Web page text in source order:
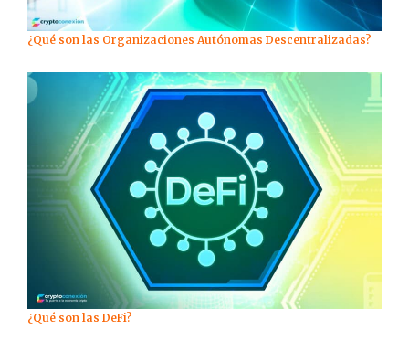
¿Qué son las Organizaciones Autónomas Descentralizadas?
¿Qué son las DeFi?